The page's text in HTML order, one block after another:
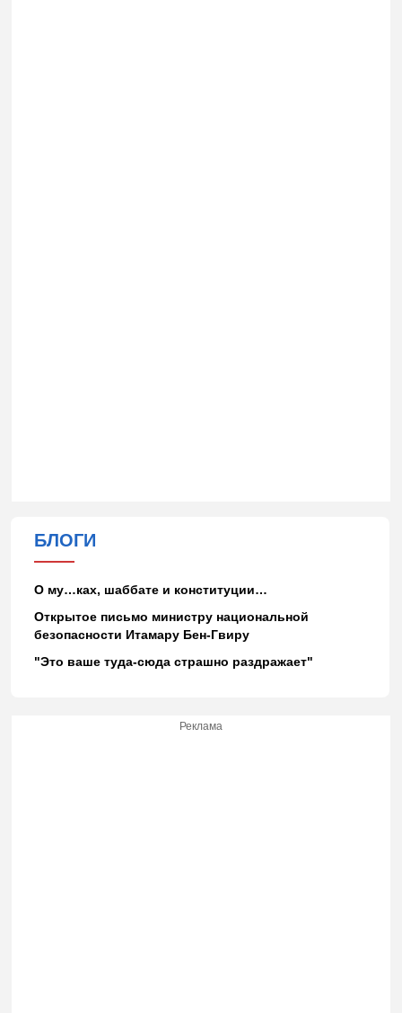
БЛОГИ
О му…ках, шаббате и конституции…
Открытое письмо министру национальной
безопасности Итамару Бен-Гвиру
"Это ваше туда-сюда страшно раздражает"
Реклама